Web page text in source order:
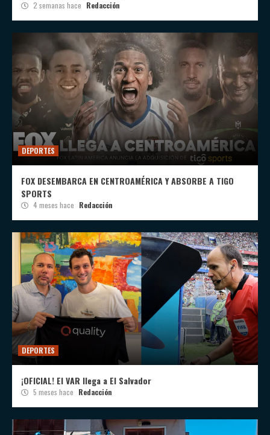
2 semanas hace Redacción
DEPORTES
FOX DESEMBARCA EN CENTROAMÉRICA Y ABSORBE A TIGO
SPORTS
4 meses hace Redacción
DEPORTES
¡OFICIAL! El VAR llega a El Salvador
5 meses hace Redacción